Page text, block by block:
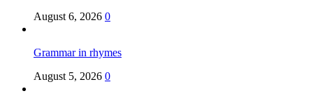
August 6, 2026 0
Grammar in rhymes
August 5, 2026 0